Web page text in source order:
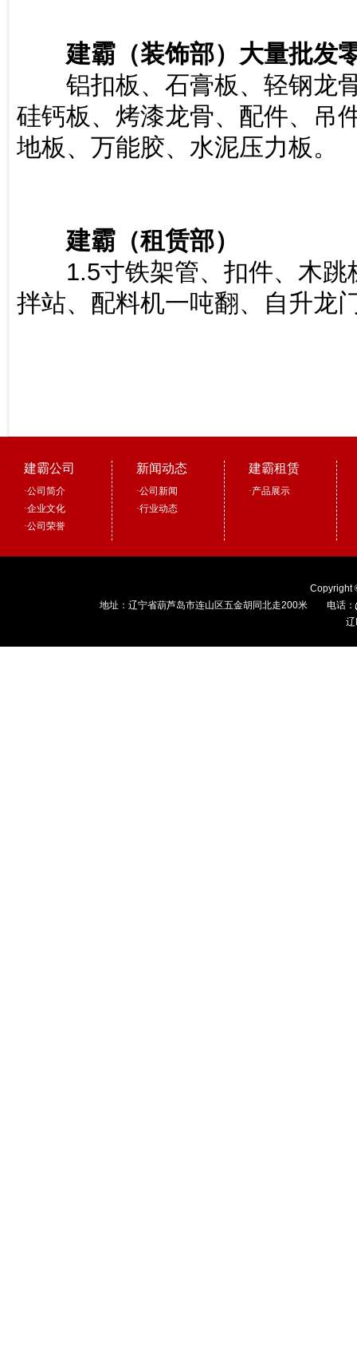
建霸（装饰部）大量批发
铝扣板、石膏板、轻钢龙骨
硅钙板、烤漆龙骨、配件、吊
地板、万能胶、水泥压力板。
建霸（租赁部）
1.5寸铁架管、扣件、木跳
拌站、配料机一吨翻、自升龙
建霸公司
·公司简介
·企业文化
·公司荣誉
新闻动态
·公司新闻
·行业动态
建霸租赁
·产品展示
Copyright
地址：辽宁省葫芦岛市连山区五金胡同北走200米 电话：